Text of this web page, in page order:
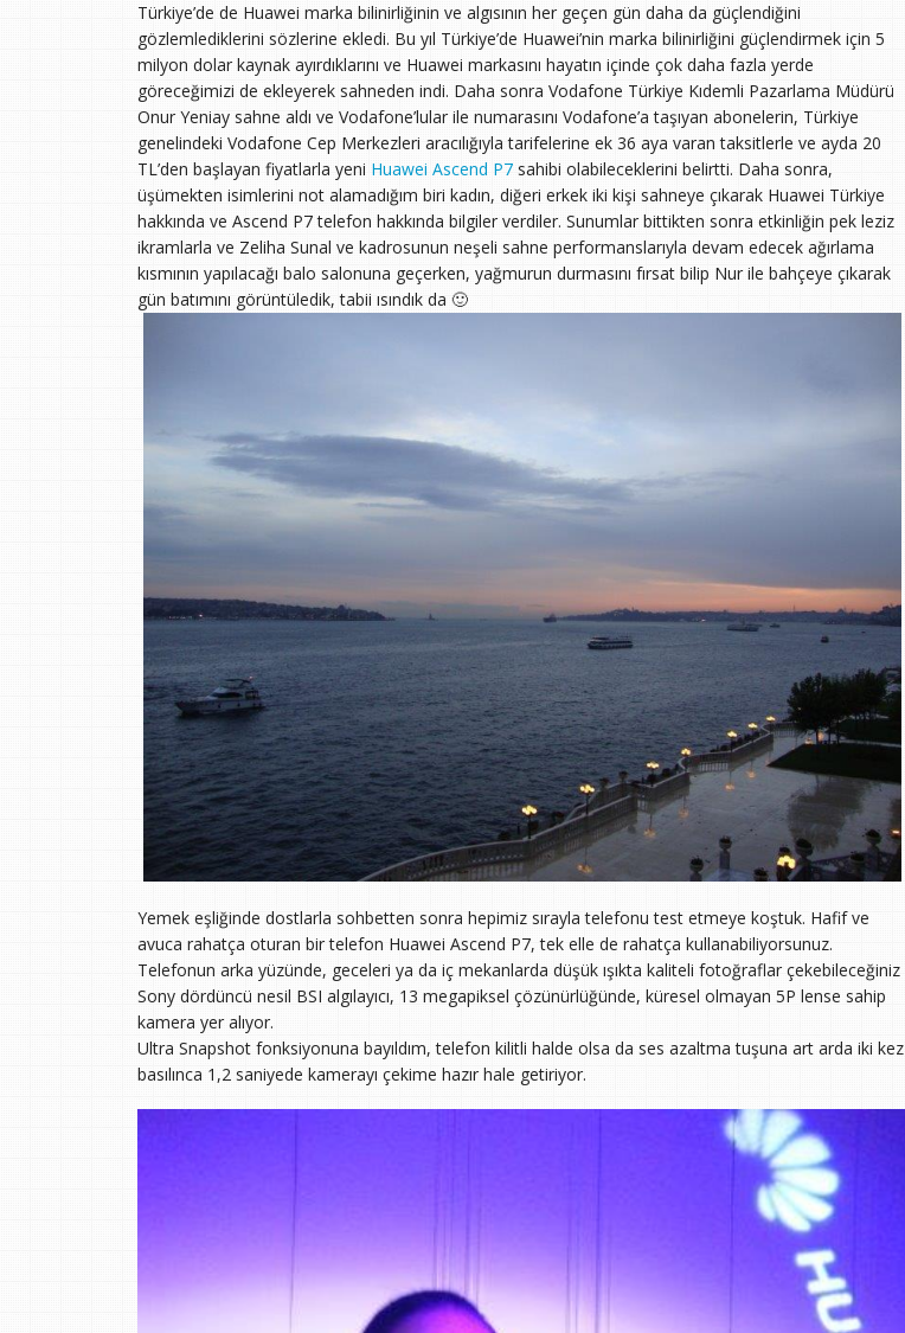
Türkiye’de de Huawei marka bilinirliğinin ve algısının her geçen gün daha da güçlendiğini
gözlemlediklerini sözlerine ekledi. Bu yıl Türkiye’de Huawei’nin marka bilinirliğini güçlendirmek için 5
milyon dolar kaynak ayırdıklarını ve Huawei markasını hayatın içinde çok daha fazla yerde
göreceğimizi de ekleyerek sahneden indi. Daha sonra Vodafone Türkiye Kıdemli Pazarlama Müdürü
Onur Yeniay sahne aldı ve Vodafone’lular ile numarasını Vodafone’a taşıyan abonelerin, Türkiye
genelindeki Vodafone Cep Merkezleri aracılığıyla tarifelerine ek 36 aya varan taksitlerle ve ayda 20
TL’den başlayan fiyatlarla yeni Huawei Ascend P7sahibi olabileceklerini belirtti. Daha sonra,
üşümekten isimlerini not alamadığım biri kadın, diğeri erkek iki kişi sahneye çıkarak Huawei Türkiye
hakkında ve Ascend P7 telefon hakkında bilgiler verdiler. Sunumlar bittikten sonra etkinliğin pek leziz
ikramlarla ve Zeliha Sunal ve kadrosunun neşeli sahne performanslarıyla devam edecek ağırlama
kısmının yapılacağı balo salonuna geçerken, yağmurun durmasını fırsat bilip Nur ile bahçeye çıkarak
gün batımını görüntüledik, tabii ısındık da 🙂
Yemek eşliğinde dostlarla sohbetten sonra hepimiz sırayla telefonu test etmeye koştuk. Hafif ve
avuca rahatça oturan bir telefon Huawei Ascend P7, tek elle de rahatça kullanabiliyorsunuz.
Telefonun arka yüzünde, geceleri ya da iç mekanlarda düşük ışıkta kaliteli fotoğraflar çekebileceğiniz
Sony dördüncü nesil BSI algılayıcı, 13 megapiksel çözünürlüğünde, küresel olmayan 5P lense sahip
kamera yer alıyor.
Ultra Snapshot fonksiyonuna bayıldım, telefon kilitli halde olsa da ses azaltma tuşuna art arda iki kez
basılınca 1,2 saniyede kamerayı çekime hazır hale getiriyor.